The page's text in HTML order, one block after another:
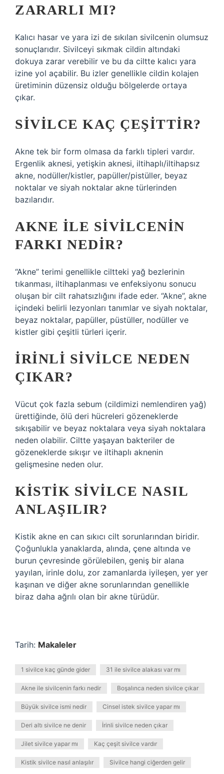
ZARARLI MI?
Kalıcı hasar ve yara izi de sıkılan sivilcenin olumsuz
sonuçlarıdır. Sivilceyi sıkmak cildin altındaki
dokuya zarar verebilir ve bu da ciltte kalıcı yara
izine yol açabilir. Bu izler genellikle cildin kolajen
üretiminin düzensiz olduğu bölgelerde ortaya
çıkar.
SIVILCE KAÇ ÇEŞITTIR?
Akne tek bir form olmasa da farklı tipleri vardır.
Ergenlik aknesi, yetişkin aknesi, iltihaplı/iltihapsız
akne, nodüller/kistler, papüller/pistüller, beyaz
noktalar ve siyah noktalar akne türlerinden
bazılarıdır.
AKNE ILE SIVILCENIN
FARKI NEDIR?
“Akne” terimi genellikle ciltteki yağ bezlerinin
tıkanması, iltihaplanması ve enfeksiyonu sonucu
oluşan bir cilt rahatsızlığını ifade eder. “Akne”, akne
içindeki belirli lezyonları tanımlar ve siyah noktalar,
beyaz noktalar, papüller, püstüller, nodüller ve
kistler gibi çeşitli türleri içerir.
İRINLI SIVILCE NEDEN
ÇIKAR?
Vücut çok fazla sebum (cildimizi nemlendiren yağ)
ürettiğinde, ölü deri hücreleri gözeneklerde
sıkışabilir ve beyaz noktalara veya siyah noktalara
neden olabilir. Ciltte yaşayan bakteriler de
gözeneklerde sıkışır ve iltihaplı aknenin
gelişmesine neden olur.
KISTIK SIVILCE NASIL
ANLAŞILIR?
Kistik akne en can sıkıcı cilt sorunlarından biridir.
Çoğunlukla yanaklarda, alında, çene altında ve
burun çevresinde görülebilen, geniş bir alana
yayılan, irinle dolu, zor zamanlarda iyileşen, yer yer
kaşınan ve diğer akne sorunlarından genellikle
biraz daha ağrılı olan bir akne türüdür.
Tarih: Makaleler
1 sivilce kaç günde gider 31 ile sivilce alakası var mı
Akne ile sivilcenin farkı nedir Boşalınca neden sivilce çıkar
Büyük sivilce ismi nedir Cinsel istek sivilce yapar mı
Deri altı sivilce ne denir İrinli sivilce neden çıkar
Jilet sivilce yapar mı Kaç çeşit sivilce vardır
Kistik sivilce nasıl anlaşılır Sivilce hangi ciğerden gelir